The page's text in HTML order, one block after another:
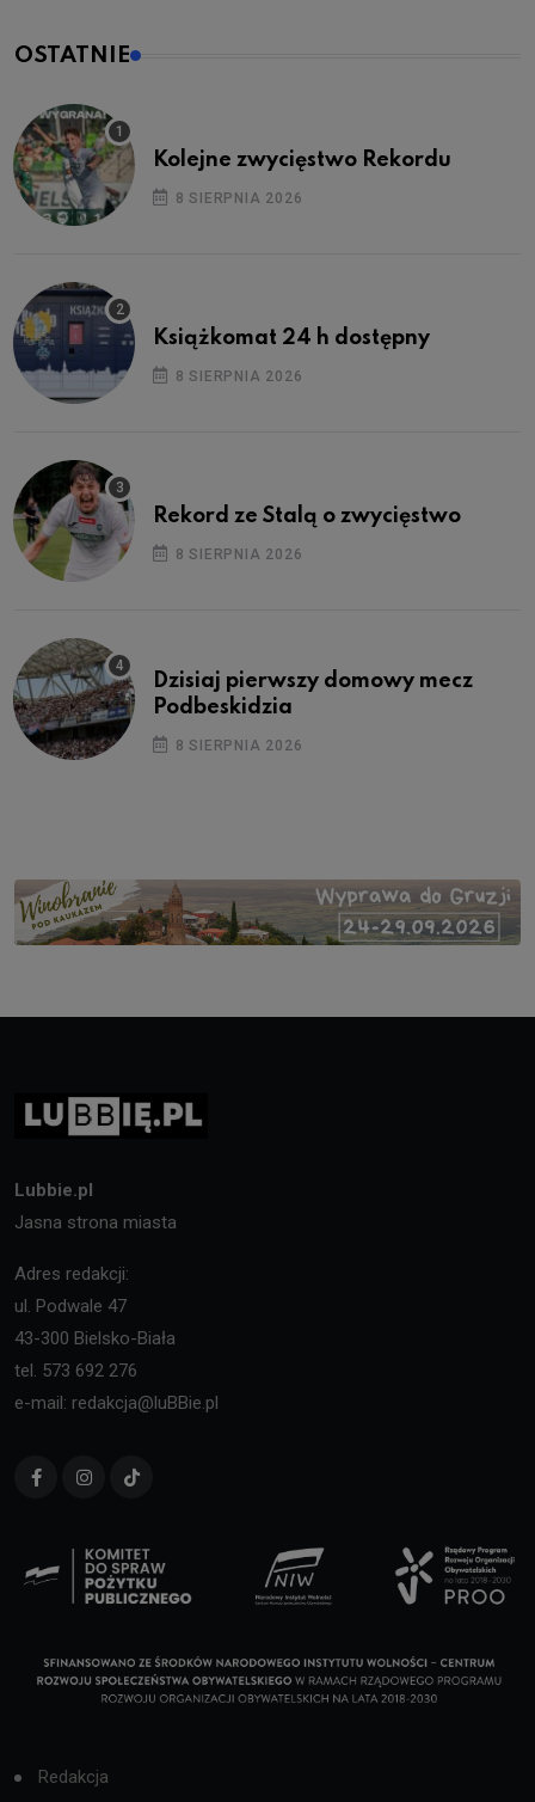
OSTATNIE
Kolejne zwycięstwo Rekordu
8 SIERPNIA 2026
Książkomat 24 h dostępny
8 SIERPNIA 2026
Rekord ze Stalą o zwycięstwo
8 SIERPNIA 2026
Dzisiaj pierwszy domowy mecz
Podbeskidzia
8 SIERPNIA 2026
Lubbie.pl
Jasna strona miasta
Adres redakcji:
ul. Podwale 47
43-300 Bielsko-Biała
tel. 573 692 276
e-mail: redakcja@luBBie.pl
Redakcja